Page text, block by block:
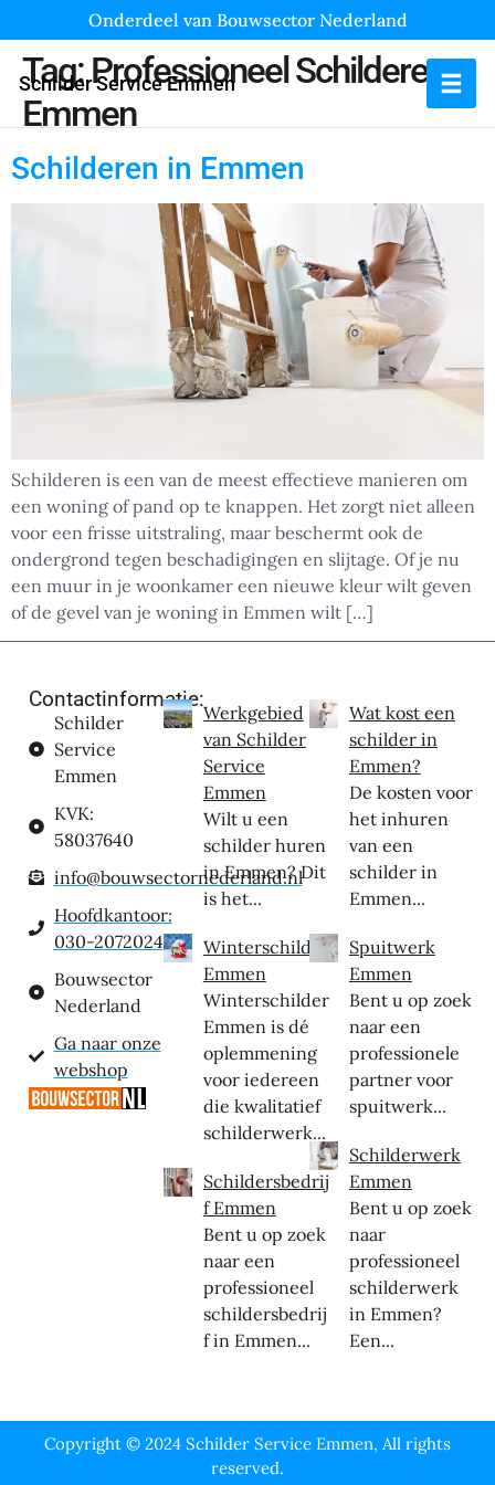
Onderdeel van Bouwsector Nederland
Schilder Service Emmen
Tag:Professioneel Schilderen
Emmen
Schilderen in Emmen
Schilderen is een van de meest effectieve manieren om
een woning of pand op te knappen. Het zorgt niet alleen
voor een frisse uitstraling, maar beschermt ook de
ondergrond tegen beschadigingen en slijtage. Of je nu
een muur in je woonkamer een nieuwe kleur wilt geven
of de gevel van je woning in Emmen wilt […]
Contactinformatie:
Schilder
Service
Emmen
KVK:
58037640
info@bouwsectornederland.nl
Hoofdkantoor:
030-2072024
Bouwsector
Nederland
Ga naar onze
webshop
Werkgebied
van Schilder
Service
Emmen
Wilt u een
schilder huren
in Emmen? Dit
is het...
Winterschilder
Emmen
Winterschilder
Emmen is dé
oplemmening
voor iedereen
die kwalitatief
schilderwerk...
Schildersbedrij
f Emmen
Bent u op zoek
naar een
professioneel
schildersbedrij
f in Emmen...
Wat kost een
schilder in
Emmen?
De kosten voor
het inhuren
van een
schilder in
Emmen...
Spuitwerk
Emmen
Bent u op zoek
naar een
professionele
partner voor
spuitwerk...
Schilderwerk
Emmen
Bent u op zoek
naar
professioneel
schilderwerk
in Emmen?
Een...
Copyright © 2024 Schilder Service Emmen, All rights
reserved.